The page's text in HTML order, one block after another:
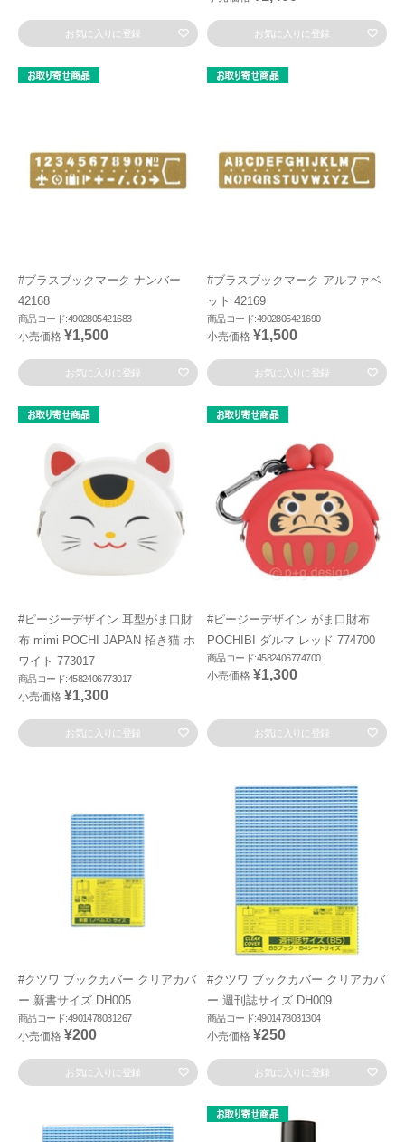
お気に入りに登録 お気に入りに登録
#ブラスブックマーク ナンバー
42168
商品コード:4902805421683
小売価格 ¥1,500
お気に入りに登録
#ブラスブックマーク アルファベ
ット 42169
商品コード:4902805421690
小売価格 ¥1,500
お気に入りに登録
#ピージーデザイン 耳型がま口財
布 mimi POCHI JAPAN 招き猫 ホ
ワイト 773017
商品コード:4582406773017
小売価格 ¥1,300
お気に入りに登録
#ピージーデザイン がま口財布
POCHIBI ダルマ レッド 774700
商品コード:4582406774700
小売価格 ¥1,300
お気に入りに登録
#クツワ ブックカバー クリアカバ
ー 新書サイズ DH005
商品コード:4901478031267
小売価格 ¥200
お気に入りに登録
#クツワ ブックカバー クリアカバ
ー 週刊誌サイズ DH009
商品コード:4901478031304
小売価格 ¥250
お気に入りに登録